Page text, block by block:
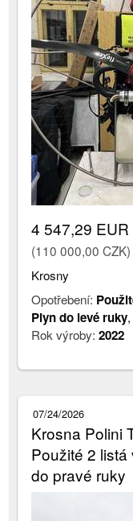
4 547,29 EUR
(110 000,00 CZK)
Krosny
Opotřebení:
Plyn do levé ruky,
Rok výroby:2022
07/24/2026
Krosna Polini
Použité 2
do pravé ruky